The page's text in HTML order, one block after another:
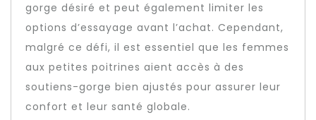
gorge désiré et peut également limiter les
options d’essayage avant l’achat. Cependant,
malgré ce défi, il est essentiel que les femmes
aux petites poitrines aient accès à des
soutiens-gorge bien ajustés pour assurer leur
confort et leur santé globale.